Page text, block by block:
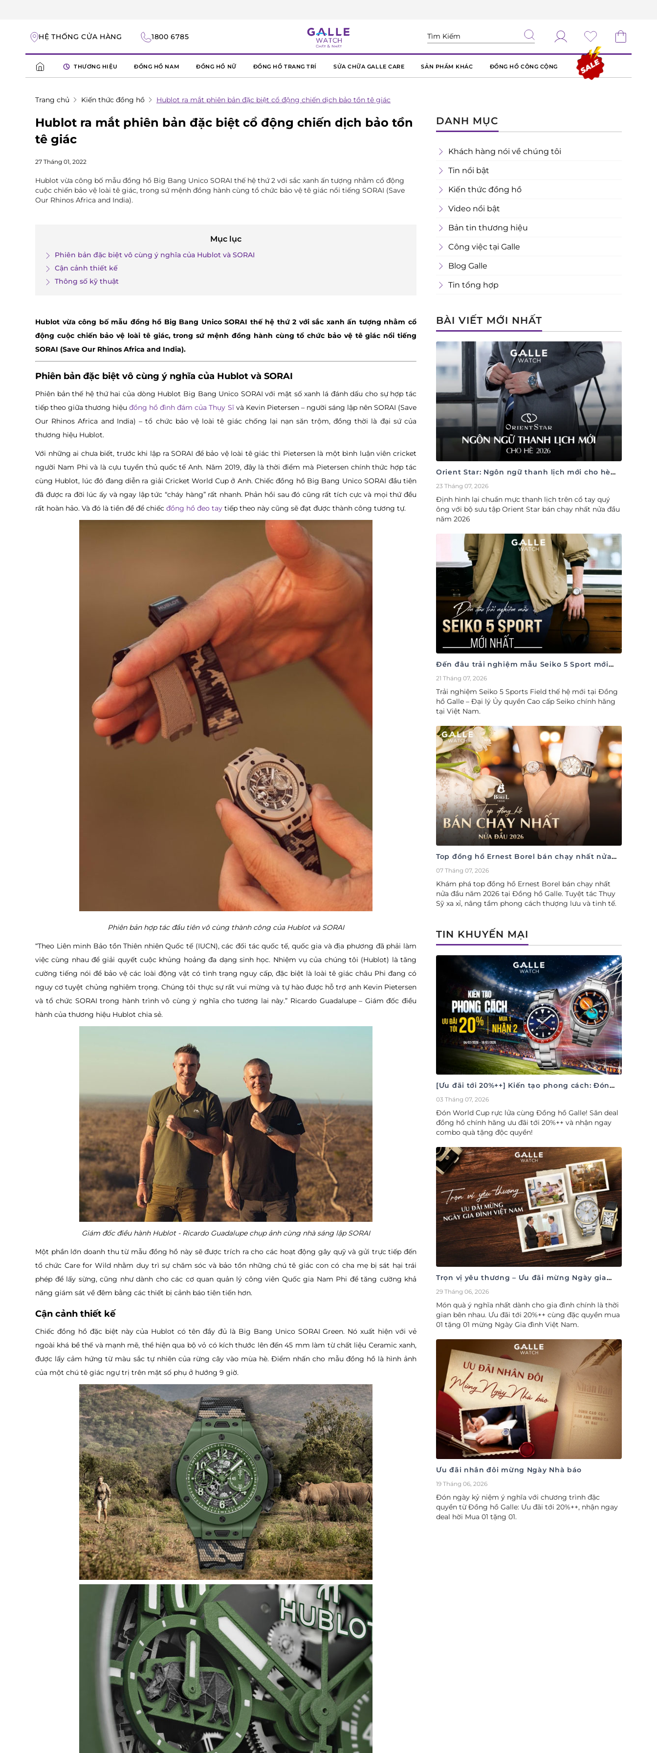
HỆ THỐNG CỬA HÀNG 1800 6785
THƯƠNG HIỆU ĐỒNG HỒ NAM ĐỒNG HỒ NỮ ĐỒNG HỒ TRANG TRÍ SỬA CHỮA GALLE CARE SẢN PHẨM KHÁC ĐỒNG HỒ CÔNG CỘNG
Trang chủ Kiến thức đồng hồ Hublot ra mắt phiên bản đặc biệt cổ động chiến dịch bảo tồn tê giác
Hublot ra mắt phiên bản đặc biệt cổ động chiến dịch bảo tồn
tê giác
27 Tháng 01, 2022
Hublot vừa công bố mẫu đồng hồ Big Bang Unico SORAI thế hệ thứ 2 với sắc xanh ấn tượng nhằm cổ động
cuộc chiến bảo vệ loài tê giác, trong sứ mệnh đồng hành cùng tổ chức bảo vệ tê giác nổi tiếng SORAI (Save
Our Rhinos Africa and India).
Mục lục
Phiên bản đặc biệt vô cùng ý nghĩa của Hublot và SORAI
Cận cảnh thiết kế
Thông số kỹ thuật
Hublot vừa công bố mẫu đồng hồ Big Bang Unico SORAI thế hệ thứ 2 với sắc xanh ấn tượng nhằm cổ
động cuộc chiến bảo vệ loài tê giác, trong sứ mệnh đồng hành cùng tổ chức bảo vệ tê giác nổi tiếng
SORAI (Save Our Rhinos Africa and India).
Phiên bản đặc biệt vô cùng ý nghĩa của Hublot và SORAI
Phiên bản thế hệ thứ hai của dòng Hublot Big Bang Unico SORAI với mặt số xanh lá đánh dấu cho sự hợp tác
tiếp theo giữa thương hiệuđồng hồ đình đám của Thụy Sĩvà Kevin Pietersen – người sáng lập nên SORAI (Save
Our Rhinos Africa and India) – tổ chức bảo vệ loài tê giác chống lại nạn săn trộm, đồng thời là đại sứ của
thương hiệu Hublot.
Với những ai chưa biết, trước khi lập ra SORAI để bảo vệ loài tê giác thì Pietersen là một bình luận viên cricket
người Nam Phi và là cựu tuyển thủ quốc tế Anh. Năm 2019, đây là thời điểm mà Pietersen chính thức hợp tác
cùng Hublot, lúc đó đang diễn ra giải Cricket World Cup ở Anh. Chiếc đồng hồ Big Bang Unico SORAI đầu tiên
đã được ra đời lúc ấy và ngay lập tức “cháy hàng” rất nhanh. Phản hồi sau đó cũng rất tích cực và mọi thứ đều
rất hoàn hảo. Và đó là tiền đề để chiếc đồng hồ đeo tay tiếp theo này cũng sẽ đạt được thành công tương tự.
Phiên bản hợp tác đầu tiên vô cùng thành công của Hublot và SORAI
“Theo Liên minh Bảo tồn Thiên nhiên Quốc tế (IUCN), các đối tác quốc tế, quốc gia và địa phương đã phải làm
việc cùng nhau để giải quyết cuộc khủng hoảng đa dạng sinh học. Nhiệm vụ của chúng tôi (Hublot) là tăng
cường tiếng nói để bảo vệ các loài động vật có tình trạng nguy cấp, đặc biệt là loài tê giác châu Phi đang có
nguy cơ tuyệt chủng nghiêm trọng. Chúng tôi thực sự rất vui mừng và tự hào được hỗ trợ anh Kevin Pietersen
và tổ chức SORAI trong hành trình vô cùng ý nghĩa cho tương lai này.” Ricardo Guadalupe – Giám đốc điều
hành của thương hiệu Hublot chia sẻ.
Giám đốc điều hành Hublot - Ricardo Guadalupe chụp ảnh cùng nhà sáng lập SORAI
Một phần lớn doanh thu từ mẫu đồng hồ này sẽ được trích ra cho các hoạt động gây quỹ và gửi trực tiếp đến
tổ chức Care for Wild nhằm duy trì sự chăm sóc và bảo tồn những chú tê giác con có cha mẹ bị sát hại trái
phép để lấy sừng, cũng như dành cho các cơ quan quản lý công viên Quốc gia Nam Phi để tăng cường khả
năng giám sát về đêm bằng các thiết bị cảnh báo tiên tiến hơn.
Cận cảnh thiết kế
Chiếc đồng hồ đặc biệt này của Hublot có tên đầy đủ là Big Bang Unico SORAI Green. Nó xuất hiện với vẻ
ngoài khá bề thế và mạnh mẽ, thể hiện qua bộ vỏ có kích thước lên đến 45 mm làm từ chất liệu Ceramic xanh,
được lấy cảm hứng từ màu sắc tự nhiên của rừng cây vào mùa hè. Điểm nhấn cho mẫu đồng hồ là hình ảnh
của một chú tê giác ngự trị trên mặt số phụ ở hướng 9 giờ.
DANH MỤC
Khách hàng nói về chúng tôi
Tin nổi bật
Kiến thức đồng hồ
Video nổi bật
Bản tin thương hiệu
Công việc tại Galle
Blog Galle
Tin tổng hợp
BÀI VIẾT MỚI NHẤT
Orient Star: Ngôn ngữ thanh lịch mới cho hè
2026
23 Tháng 07, 2026
Định hình lại chuẩn mực thanh lịch trên cổ tay quý
ông với bộ sưu tập Orient Star bán chạy nhất nửa đầu
năm 2026
Đến đâu trải nghiệm mẫu Seiko 5 Sport mới
nhất
21 Tháng 07, 2026
Trải nghiệm Seiko 5 Sports Field thế hệ mới tại Đồng
hồ Galle – Đại lý Ủy quyền Cao cấp Seiko chính hãng
tại Việt Nam.
Top đồng hồ Ernest Borel bán chạy nhất nửa
đầu năm 2026
07 Tháng 07, 2026
Khám phá top đồng hồ Ernest Borel bán chạy nhất
nửa đầu năm 2026 tại Đồng hồ Galle. Tuyệt tác Thụy
Sỹ xa xỉ, nâng tầm phong cách thượng lưu và tinh tế.
TIN KHUYẾN MẠI
[Ưu đãi tới 20%++] Kiến tạo phong cách: Đón
cúp săn deal – Siêu ưu đãi đồng hành cùng
World Cup
03 Tháng 07, 2026
Đón World Cup rực lửa cùng Đồng hồ Galle! Săn deal
đồng hồ chính hãng ưu đãi tới 20%++ và nhận ngay
combo quà tặng độc quyền!
Trọn vị yêu thương – Ưu đãi mừng Ngày gia
đình Việt Nam 28/06
29 Tháng 06, 2026
Món quà ý nghĩa nhất dành cho gia đình chính là thời
gian bên nhau. Ưu đãi tới 20%++ cùng đặc quyền mua
01 tặng 01 mừng Ngày Gia đình Việt Nam.
Ưu đãi nhân đôi mừng Ngày Nhà báo
19 Tháng 06, 2026
Đón ngày kỷ niệm ý nghĩa với chương trình đặc
quyền từ Đồng hồ Galle: Ưu đãi tới 20%++, nhận ngay
deal hời Mua 01 tặng 01.